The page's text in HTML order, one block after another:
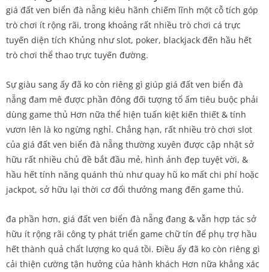
giá đất ven biển đà nẵng kiêu hãnh chiếm lĩnh một cỗ tích góp
trò chơi ít rộng rãi, trong khoảng rất nhiều trò chơi cá trực
tuyến diện tích Khủng như slot, poker, blackjack đến hầu hết
trò chơi thể thao trực tuyến đường.
Sự giàu sang ấy đã ko còn riêng gì giúp giá đất ven biển đà
nẵng đam mê được phần đông đối tượng tổ ấm tiêu buộc phải
dùng game thủ Hơn nữa thể hiện tuấn kiệt kiến thiết & tính
vươn lên là ko ngừng nghỉ. Chẳng hạn, rất nhiều trò chơi slot
của giá đất ven biển đà nẵng thường xuyên được cập nhật sở
hữu rất nhiều chủ đề bắt đầu mẻ, hình ảnh đẹp tuyệt vời, &
hầu hết tính năng quánh thù như quay hũ ko mất chi phí hoặc
jackpot, sở hữu lại thời cơ đổi thưởng mang đến game thủ.
đa phần hơn, giá đất ven biển đà nẵng đang & vẫn hợp tác sở
hữu ít rộng rãi công ty phát triển game chữ tín để phụ trợ hầu
hết thành quả chất lượng ko quá tồi. Điều ấy đã ko còn riêng gì
cải thiện cường tận hưởng của hành khách Hơn nữa khẳng xác